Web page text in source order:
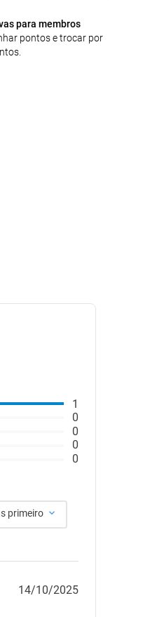
para membros
pontos e trocar por
1
0
0
0
0
primeiro
14/10/2025